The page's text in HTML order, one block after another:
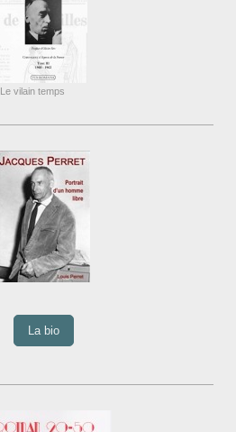
Le vilain temps
La bio